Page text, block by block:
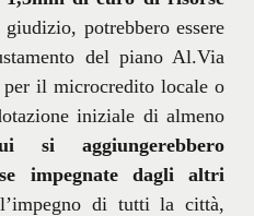
potrebbero essere
del piano Al.Via
il microcredito locale o
iniziale di almeno
aggiungerebbero
impegnate dagli altri
di tutti la città,